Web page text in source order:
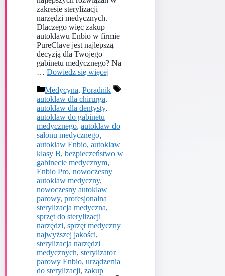
zakresie sterylizacji
narzędzi medycznych.
Dlaczego więc zakup
autoklawu Enbio w firmie
PureClave jest najlepszą
decyzją dla Twojego
gabinetu medycznego? Na
… Dowiedz się więcej
Kategorie
Medycyna, Poradnik
Tagi
autoklaw dla chirurga,
autoklaw dla dentysty,
autoklaw do gabinetu
medycznego, autoklaw do
salonu medycznego,
autoklaw Enbio, autoklaw
klasy B, bezpieczeństwo w
gabinecie medycznym,
Enbio Pro, nowoczesny
autoklaw medyczny,
nowoczesny autoklaw
parowy, profesjonalna
sterylizacja medyczna,
sprzęt do sterylizacji
narzędzi, sprzęt medyczny
najwyższej jakości,
sterylizacja narzędzi
medycznych, sterylizator
parowy Enbio, urządzenia
do sterylizacji, zakup